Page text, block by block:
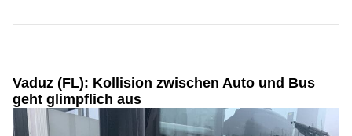
Vaduz (FL): Kollision zwischen Auto und Bus
geht glimpflich aus